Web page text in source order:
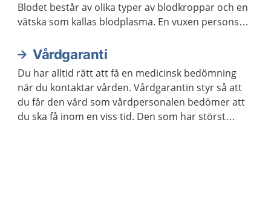
Blodet består av olika typer av blodkroppar och en
vätska som kallas blodplasma. En vuxen persons
Vårdgaranti
Du har alltid rätt att få en medicinsk bedömning
när du kontaktar vården. Vårdgarantin styr så att
du får den vård som vårdpersonalen bedömer att
du ska få inom en viss tid. Den som har störst